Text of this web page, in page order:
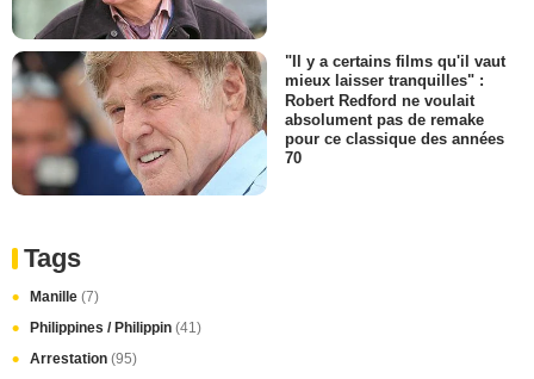
"Il y a certains films qu'il vaut
mieux laisser tranquilles" :
Robert Redford ne voulait
absolument pas de remake
pour ce classique des années
70
Tags
Manille (7)
Philippines / Philippin (41)
Arrestation (95)